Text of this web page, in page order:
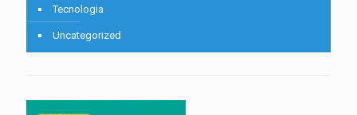
Tecnologia
Uncategorized